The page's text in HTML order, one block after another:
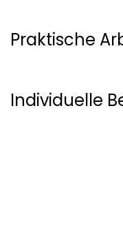
Praktische
Individuelle